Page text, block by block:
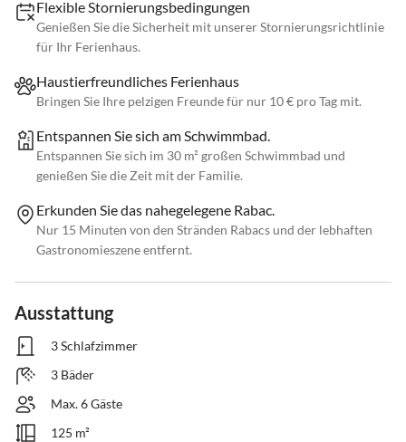
Flexible Stornierungsbedingungen
Genießen Sie die Sicherheit mit unserer Stornierungsrichtlinie
für Ihr Ferienhaus.
Haustierfreundliches Ferienhaus
Bringen Sie Ihre pelzigen Freunde für nur 10 € pro Tag mit.
Entspannen Sie sich am Schwimmbad.
Entspannen Sie sich im 30 m² großen Schwimmbad und
genießen Sie die Zeit mit der Familie.
Erkunden Sie das nahegelegene Rabac.
Nur 15 Minuten von den Stränden Rabacs und der lebhaften
Gastronomieszene entfernt.
Ausstattung
3 Schlafzimmer
3 Bäder
Max. 6 Gäste
125 m²